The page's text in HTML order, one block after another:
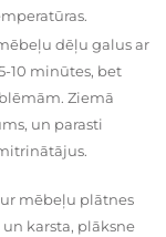
dēļu galus ar
10 minūtes, bet
Ziemā
un parasti
mēbeļu plātnes
karsta, plāksne